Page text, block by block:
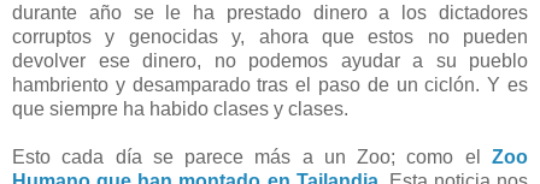
durante año se le ha prestado dinero a los dictadores
corruptos y genocidas y, ahora que estos no pueden
devolver ese dinero, no podemos ayudar a su pueblo
hambriento y desamparado tras el paso de un ciclón. Y es
que siempre ha habido clases y clases.
Esto cada día se parece más a un Zoo; como el Zoo